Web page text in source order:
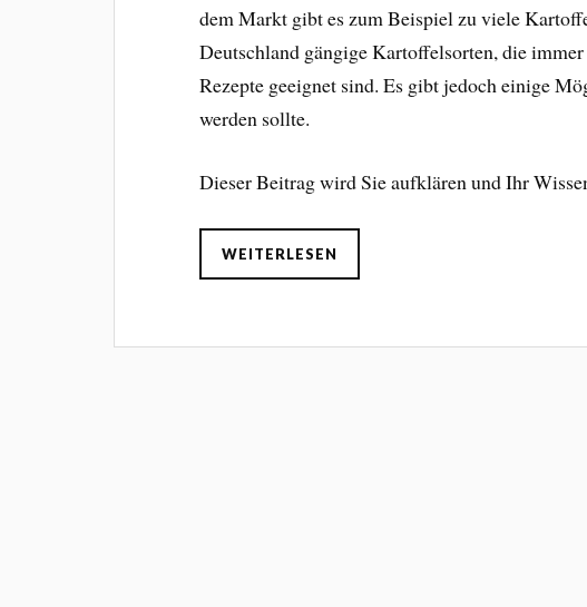
dem Markt gibt es zum Beispiel zu viele
Deutschland gängige Kartoffelsorten, die
Rezepte geeignet sind. Es gibt jedoch einige
werden sollte.
Dieser Beitrag wird Sie aufklären und Ihr
WEITERLESEN